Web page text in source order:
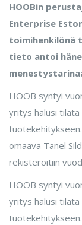
HOOBin
Enterprise
toimihenkilönä
tieto antoi
HOOB syntyi
yritys halusi
omaava Tanel
rekisteröitiin
HOOB syntyi
yritys halusi